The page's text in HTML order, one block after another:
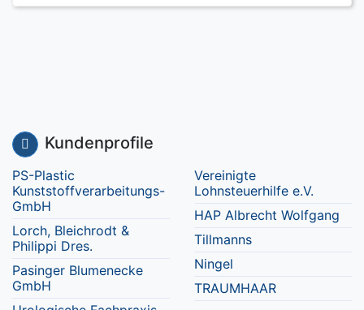
Kundenprofile
PS-Plastic
Kunststoffverarbeitungs-
GmbH
Lorch, Bleichrodt &
Philippi Dres.
Pasinger Blumenecke
GmbH
Vereinigte
Lohnsteuerhilfe e.V.
HAP Albrecht Wolfgang
Tillmanns
Ningel
TRAUMHAAR